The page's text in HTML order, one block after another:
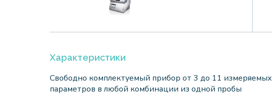
Характеристики
Свободно комплектуемый прибор от 3 до 11 измеряемых
параметров в любой комбинации из одной пробы